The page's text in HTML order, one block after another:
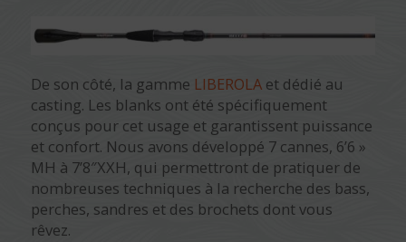
De son côté, la gamme LIBEROLAet dédié au
casting. Les blanks ont été spécifiquement
conçus pour cet usage et garantissent puissance
et confort. Nous avons développé 7 cannes, 6’6 »
MH à 7’8″XXH, qui permettront de pratiquer de
nombreuses techniques à la recherche des bass,
perches, sandres et des brochets dont vous
rêvez.